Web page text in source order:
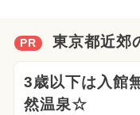
PR 東京都近郊
3歳以下は入館
然温泉☆